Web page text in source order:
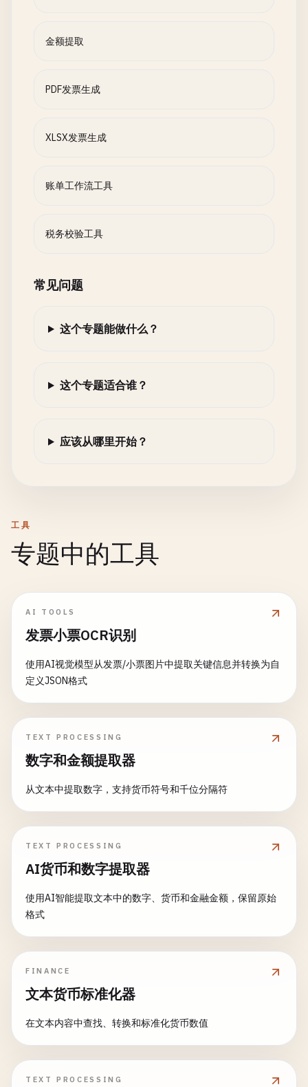
金额提取
PDF发票生成
XLSX发票生成
账单工作流工具
税务校验工具
常见问题
这个专题能做什么？
这个专题适合谁？
应该从哪里开始？
工具
专题中的工具
AI TOOLS
发票小票OCR识别
使用AI视觉模型从发票/小票图片中提取关键信息并转换为自
定义JSON格式
TEXT PROCESSING
数字和金额提取器
从文本中提取数字，支持货币符号和千位分隔符
TEXT PROCESSING
AI货币和数字提取器
使用AI智能提取文本中的数字、货币和金融金额，保留原始
格式
FINANCE
文本货币标准化器
在文本内容中查找、转换和标准化货币数值
TEXT PROCESSING